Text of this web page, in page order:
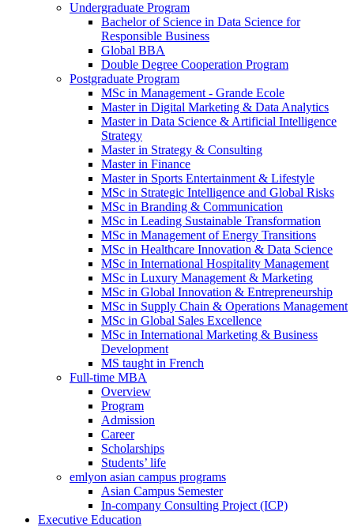
Undergraduate Program
Bachelor of Science in Data Science for
Responsible Business
Global BBA
Double Degree Cooperation Program
Postgraduate Program
MSc in Management - Grande Ecole
Master in Digital Marketing & Data Analytics
Master in Data Science & Artificial Intelligence
Strategy
Master in Strategy & Consulting
Master in Finance
Master in Sports Entertainment & Lifestyle
MSc in Strategic Intelligence and Global Risks
MSc in Branding & Communication
MSc in Leading Sustainable Transformation
MSc in Management of Energy Transitions
MSc in Healthcare Innovation & Data Science
MSc in International Hospitality Management
MSc in Luxury Management & Marketing
MSc in Global Innovation & Entrepreneurship
MSc in Supply Chain & Operations Management
MSc in Global Sales Excellence
MSc in International Marketing & Business
Development
MS taught in French
Full-time MBA
Overview
Program
Admission
Career
Scholarships
Students’ life
emlyon asian campus programs
Asian Campus Semester
In-company Consulting Project (ICP)
Executive Education